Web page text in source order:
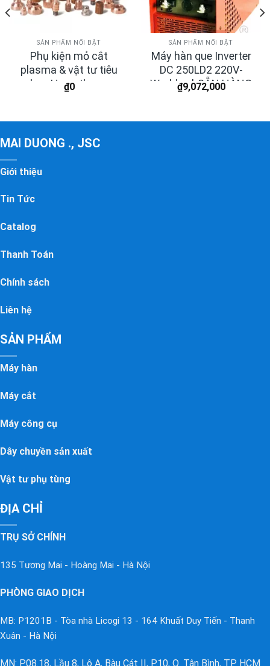
SẢN PHẨM NỔI BẬT
Phụ kiện mỏ cắt
plasma & vật tư tiêu
hao Hypertherm
₫0
SẢN PHẨM NỔI BẬT
Máy hàn que Inverter
DC 250LD2 220V-
Worldwel-SẴN HÀNG
₫9,072,000
MAI DUONG ., JSC
Giới thiệu
Tin Tức
Catalog
Thanh Toán
Chính sách
Liên hệ
SẢN PHẨM
Máy hàn
Máy cắt
Máy công cụ
Dây chuyền sản xuất
Vật tư phụ tùng
ĐỊA CHỈ
TRỤ SỞ CHÍNH
135 Tương Mai - Hoàng Mai - Hà Nội
PHÒNG GIAO DỊCH
MB: P1201B - Tòa nhà Licogi 13 - 164 Khuất Duy Tiến - Thanh
Xuân - Hà Nội
MN: P08.18, Lầu 8, Lô A, Bàu Cát II, P.10, Q. Tân Bình, TP HCM